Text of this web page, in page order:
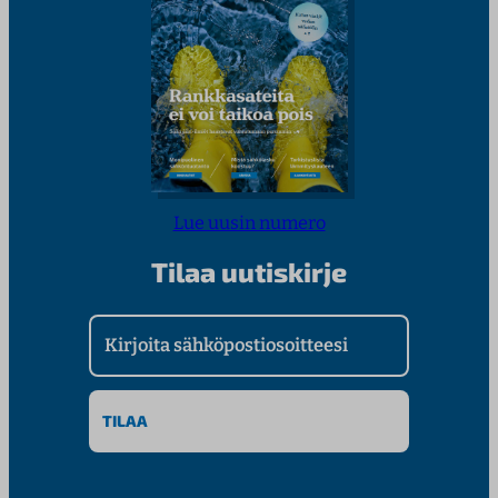
Lue uusin numero
Tilaa uutiskirje
Kirjoita sähköpostiosoitteesi